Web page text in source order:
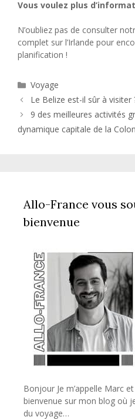
Vous voulez plus
N’oubliez pas de consulter
complet sur l’Irlande pour
planification !
Catégories
Voyage
Le Belize est-il sûr à visiter
9 des meilleures activités
dynamique capitale de la
Allo-France vous
bienvenue
Bonjour Je m’appelle Marc
bienvenue sur mon blog où
du voyage…